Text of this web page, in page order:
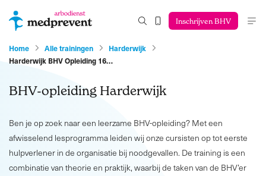
Inschrijven BHV
Home Alle trainingen
Harderwijk
Harderwijk BHV Opleiding 16…
BHV-opleiding Harderwijk
Ben je op zoek naar een leerzame BHV-opleiding? Met een
afwisselend lesprogramma leiden wij onze cursisten op tot eerste
hulpverlener in de organisatie bij noodgevallen. De training is een
combinatie van theorie en praktijk, waarbij de taken van de BHV’er